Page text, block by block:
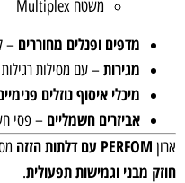
משטח Multiplex
מדפים ופנלים מחוררים –
מגירות– עם מסילות רגילות או
מיכלי איסוף נוזלים
אביזרים חשמליים – פסי
ארון PERFOM עם דלתות הזזה
חוזק מבני וגמישות תפעולית.